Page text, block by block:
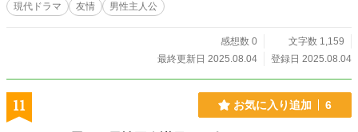
現代ドラマ
友情 男性主人公
感想数 0
文字数 1,159
最終更新日 2025.08.04
登録日 2025.08.04
11 お気に入り追加 6